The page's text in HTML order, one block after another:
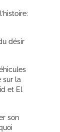
désir
sur la
et El
son